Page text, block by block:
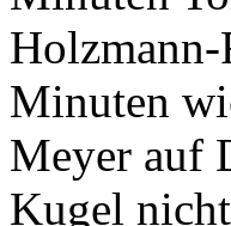
Minuten
Meyer auf
Kugel